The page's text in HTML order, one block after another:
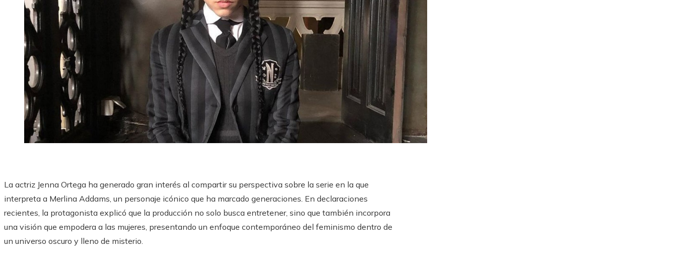
La actriz Jenna Ortega ha generado gran interés al compartir su perspectiva sobre la serie en la que
interpreta a Merlina Addams, un personaje icónico que ha marcado generaciones. En declaraciones
recientes, la protagonista explicó que la producción no solo busca entretener, sino que también incorpora
una visión que empodera a las mujeres, presentando un enfoque contemporáneo del feminismo dentro de
un universo oscuro y lleno de misterio.